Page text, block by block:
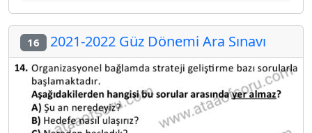
16 2021-2022 Güz Dönemi Ara Sınavı